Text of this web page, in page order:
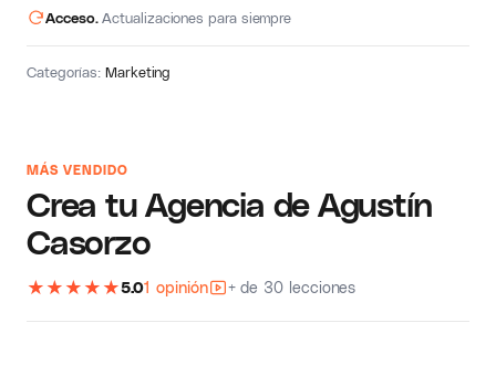
MÁS VENDIDO
Crea tu Agencia de Agustín
Casorzo
★ ★ ★ ★ ★5.01 opinión + de 30 lecciones
Acceso.Actualizaciones para siempre
Categorías:Marketing